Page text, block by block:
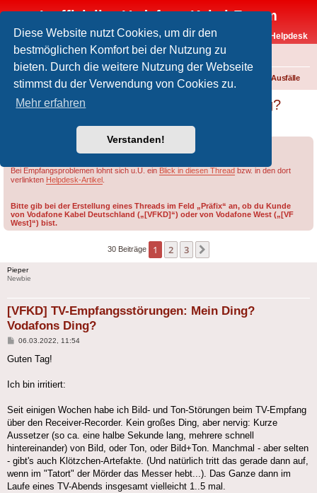
Diese Website nutzt Cookies, um dir den
bestmöglichen Komfort bei der Nutzung zu
bieten. Durch die weitere Nutzung der Webseite
stimmst du der Verwendung von Cookies zu.
Mehr erfahren
Verstanden!
Inoffizielles Vodafone-Kabel-Forum
Vodafone-Kabel-Helpdesk
FAQ
Foren-Übersicht Fernsehen und Radio über Kabel Störungen und Ausfälle
[VFKD] TV-Empfangsstörungen: Mein Ding?
Bei Empfangsproblemen lohnt sich u.U. ein Blick in diesen Thread bzw. in den dort
verlinkten Helpdesk-Artikel
Bitte gib bei der Erstellung eines Threads im Feld „Präfix“ an, ob du Kunde
von Vodafone Kabel Deutschland („[VFKD]“) oder von Vodafone West („[VF
West]“) bist.
30 Beiträge 1 2 3
Pieper
Newbie
[VFKD] TV-Empfangsstörungen: Mein Ding?
Vodafons Ding?
Beitrag
06.03.2022, 11:54
Guten Tag!
Ich bin irritiert:
Seit einigen Wochen habe ich Bild- und Ton-Störungen beim TV-Empfang
über den Receiver-Recorder. Kein großes Ding, aber nervig: Kurze
Aussetzer (so ca. eine halbe Sekunde lang, mehrere schnell
hintereinander) von Bild, oder Ton, oder Bild+Ton. Manchmal - aber selten
- gibt's auch Klötzchen-Artefakte. (Und natürlich tritt das gerade dann auf,
wenn im "Tatort" der Mörder das Messer hebt...). Das Ganze dann im
Laufe eines TV-Abends insgesamt vielleicht 1..5 mal.